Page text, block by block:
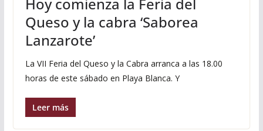
Queso y la cabra ‘Saborea
Lanzarote’
La VII Feria del Queso y la Cabra arranca a las 18.00
horas de este sábado en Playa Blanca. Y
Leer más